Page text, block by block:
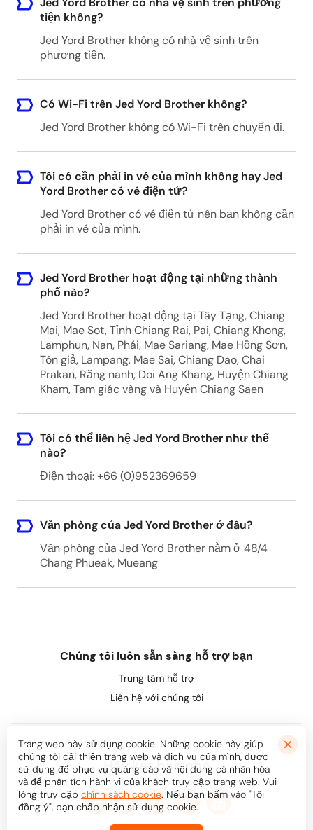
tiện không?
Jed Yord Brother không có nhà vệ sinh trên
phương tiện.
Có Wi-Fi trên Jed Yord Brother không?
Jed Yord Brother không có Wi-Fi trên chuyến đi.
Tôi có cần phải in vé của mình không hay Jed
Yord Brother có vé điện tử?
Jed Yord Brother có vé điện tử nên bạn không cần
phải in vé của mình.
Jed Yord Brother hoạt động tại những thành
phố nào?
Jed Yord Brother hoạt động tại Tây Tạng, Chiang
Mai, Mae Sot, Tỉnh Chiang Rai, Pai, Chiang Khong,
Lamphun, Nan, Phái, Mae Sariang, Mae Hồng Sơn,
Tôn giả, Lampang, Mae Sai, Chiang Dao, Chai
Prakan, Răng nanh, Doi Ang Khang, Huyện Chiang
Kham, Tam giác vàng và Huyện Chiang Saen
Tôi có thể liên hệ Jed Yord Brother như thế
nào?
Điện thoại: +66 (0)952369659
Văn phòng của Jed Yord Brother ở đâu?
Văn phòng của Jed Yord Brother nằm ở 48/4
Chang Phueak, Mueang
Chúng tôi luôn sẵn sàng hỗ trợ bạn
Trung tâm hỗ trợ
Liên hệ với chúng tôi
Hãy kết bạn nhé
Trang web này sử dụng cookie. Những cookie này giúp
chúng tôi cải thiện trang web và dịch vụ của mình, được
sử dụng để phục vụ quảng cáo và nội dung cá nhân hóa
và để phân tích hành vi của khách truy cập trang web. Vui
lòng truy cập chính sách cookie. Nếu bạn bấm vào "Tôi
đồng ý", bạn chấp nhận sử dụng cookie.